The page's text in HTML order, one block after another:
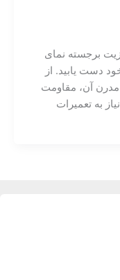
این مقاله، می‌توانید به ۲۰ مزیت برجسته نمای
دست یابید. از
مدرن آن، مقاومت
به تعمیرات